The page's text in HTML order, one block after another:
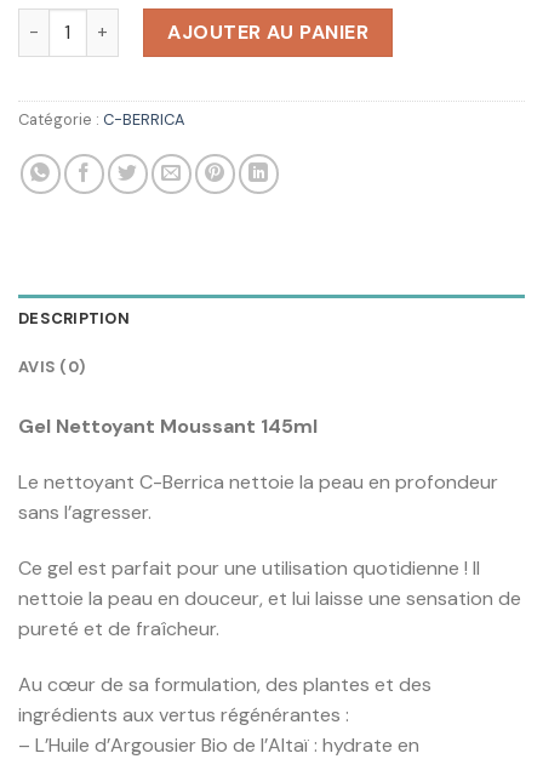
AJOUTER AU PANIER
Catégorie : C-BERRICA
DESCRIPTION
AVIS (0)
Gel Nettoyant Moussant 145ml
Le nettoyant C-Berrica nettoie la peau en profondeur
sans l’agresser.
Ce gel est parfait pour une utilisation quotidienne ! Il
nettoie la peau en douceur, et lui laisse une sensation de
pureté et de fraîcheur.
Au cœur de sa formulation, des plantes et des
ingrédients aux vertus régénérantes :
– L’Huile d’Argousier Bio de l’Altaï : hydrate en